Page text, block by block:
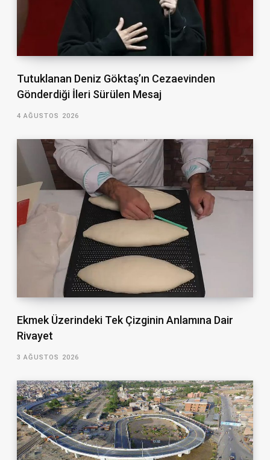
Tutuklanan Deniz Göktaş’ın Cezaevinden
Gönderdiği İleri Sürülen Mesaj
4 AĞUSTOS 2026
Ekmek Üzerindeki Tek Çizginin Anlamına Dair
Rivayet
3 AĞUSTOS 2026